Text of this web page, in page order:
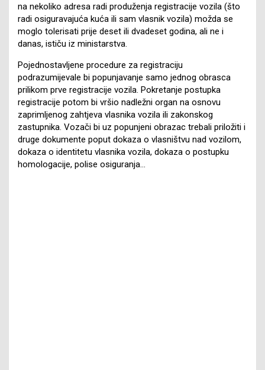
na nekoliko adresa radi produženja registracije vozila (što
radi osiguravajuća kuća ili sam vlasnik vozila) možda se
moglo tolerisati prije deset ili dvadeset godina, ali ne i
danas, ističu iz ministarstva.
Pojednostavljene procedure za registraciju
podrazumijevale bi popunjavanje samo jednog obrasca
prilikom prve registracije vozila. Pokretanje postupka
registracije potom bi vršio nadležni organ na osnovu
zaprimljenog zahtjeva vlasnika vozila ili zakonskog
zastupnika. Vozači bi uz popunjeni obrazac trebali priložiti i
druge dokumente poput dokaza o vlasništvu nad vozilom,
dokaza o identitetu vlasnika vozila, dokaza o postupku
homologacije, polise osiguranja…